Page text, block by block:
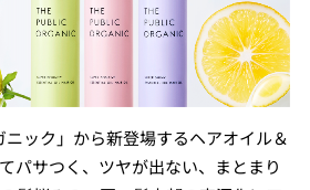
ニック」から新登場するヘアオイル＆
パサつく、ツヤが出ない、まとまり